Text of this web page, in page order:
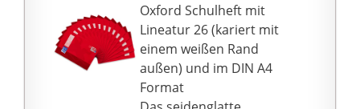
Oxford Schulheft mit
Lineatur 26 (kariert mit
einem weißen Rand
außen) und im DIN A4
Format